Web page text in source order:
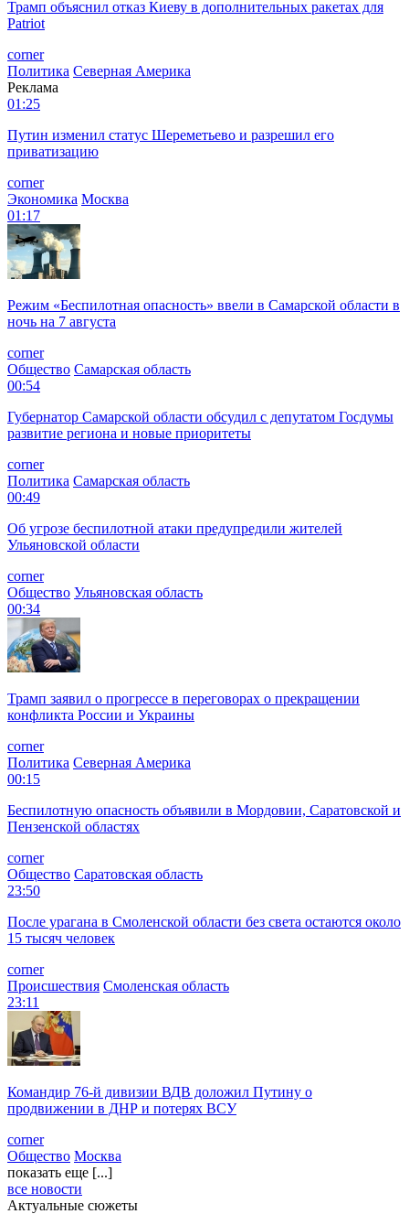
Трамп объяснил отказ Киеву в дополнительных ракетах для
Patriot
corner
Политика Северная Америка
Реклама
01:25
Путин изменил статус Шереметьево и разрешил его
приватизацию
corner
Экономика Москва
01:17
Режим «Беспилотная опасность» ввели в Самарской области в
ночь на 7 августа
corner
Общество Самарская область
00:54
Губернатор Самарской области обсудил с депутатом Госдумы
развитие региона и новые приоритеты
corner
Политика Самарская область
00:49
Об угрозе беспилотной атаки предупредили жителей
Ульяновской области
corner
Общество Ульяновская область
00:34
Трамп заявил о прогрессе в переговорах о прекращении
конфликта России и Украины
corner
Политика Северная Америка
00:15
Беспилотную опасность объявили в Мордовии, Саратовской и
Пензенской областях
corner
Общество Саратовская область
23:50
После урагана в Смоленской области без света остаются около
15 тысяч человек
corner
Происшествия Смоленская область
23:11
Командир 76-й дивизии ВДВ доложил Путину о
продвижении в ДНР и потерях ВСУ
corner
Общество Москва
показать еще [...]
все новости
Актуальные сюжеты